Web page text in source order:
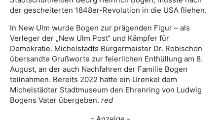
der gescheiterten 1848er-Revolution in die USA fliehen.
In New Ulm wurde Bogen zur prägenden Figur – als
Verleger der „New Ulm Post“ und Kämpfer für
Demokratie. Michelstadts Bürgermeister Dr. Robischon
übersandte Grußworte zur feierlichen Enthüllung am 8.
August, an der auch Nachfahren der Familie Bogen
teilnahmen. Bereits 2022 hatte ein Urenkel dem
Michelstädter Stadtmuseum den Ehrenring von Ludwig
Bogens Vater übergeben. red